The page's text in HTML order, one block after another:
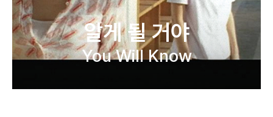
알게 될 거야
You Will Know